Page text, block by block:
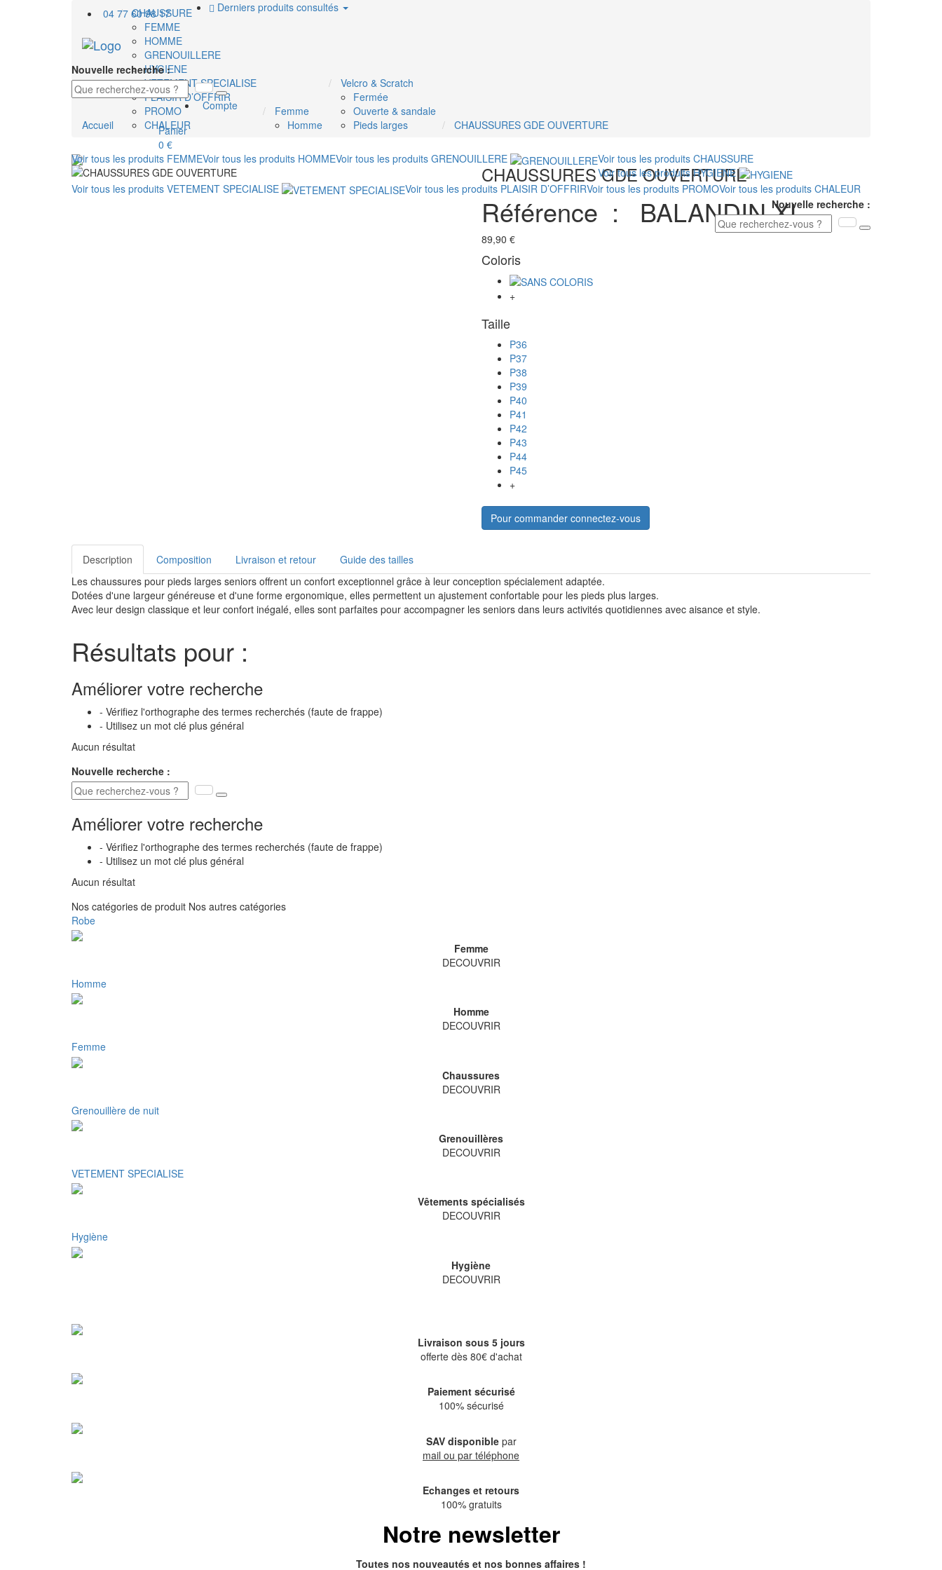
04 77 60 98 17 Derniers produits consultés
Nouvelle recherche :
Compte
Panier
0 €
Voir tous les produits FEMMEVoir tous les produits HOMMEVoir tous les produits GRENOUILLERE Voir tous les produits CHAUSSURE
Voir tous les produitsHYGIENE
Voir tous les produits VETEMENT SPECIALISE Voir tous les produits PLAISIR D’OFFRIRVoir tous les produits PROMOVoir tous les produits CHALEUR
Nouvelle recherche :
Accueil
CHAUSSURE
FEMME
HOMME
GRENOUILLERE
HYGIENE
VETEMENT SPECIALISE
PLAISIR D’OFFRIR
PROMO
CHALEUR
Femme
Homme
Velcro & Scratch
Fermée
Ouverte & sandale
Pieds larges
CHAUSSURES GDE OUVERTURE
CHAUSSURES GDE OUVERTURE
Référence : BALANDIN XL
89,90 €
Coloris
+
Taille
P36
P37
P38
P39
P40
P41
P42
P43
P44
P45
+
Pour commander connectez-vous
Description Composition Livraison et retour
Guide des tailles
Les chaussures pour pieds larges seniors offrent un confort exceptionnel grâce à leur conception spécialement adaptée.
Dotées d'une largeur généreuse et d'une forme ergonomique, elles permettent un ajustement confortable pour les pieds plus larges.
Avec leur design classique et leur confort inégalé, elles sont parfaites pour accompagner les seniors dans leurs activités quotidiennes avec aisance et style.
Résultats pour :
Améliorer votre recherche
- Vérifiez l'orthographe des termes recherchés (faute de frappe)
- Utilisez un mot clé plus général
Aucun résultat
Nouvelle recherche :
Améliorer votre recherche
- Vérifiez l'orthographe des termes recherchés (faute de frappe)
- Utilisez un mot clé plus général
Aucun résultat
Nos catégories de produit Nos autres catégories
Robe
Femme
DECOUVRIR
Homme
Homme
DECOUVRIR
Femme
Chaussures
DECOUVRIR
Grenouillère de nuit
Grenouillères
DECOUVRIR
VETEMENT SPECIALISE
Vêtements spécialisés
DECOUVRIR
Hygiène
Hygiène
DECOUVRIR
Livraison sous 5 jours
offerte dès 80€ d'achat
Paiement sécurisé
100% sécurisé
SAV disponiblepar
mail ou par téléphone
Echanges et retours
100% gratuits
Notre newsletter
Toutes nos nouveautés et nos bonnes affaires !